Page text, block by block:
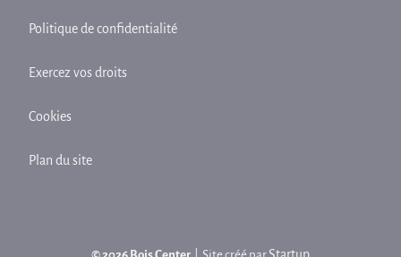
Startup
Politique de confidentialité
Exercez vos droits
Cookies
Plan du site